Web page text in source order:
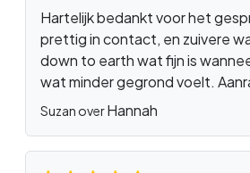
Hartelijk bedankt voor het
prettig in contact, en zuivere
down to earth wat fijn is
wat minder gegrond voelt.
Suzan overHannah